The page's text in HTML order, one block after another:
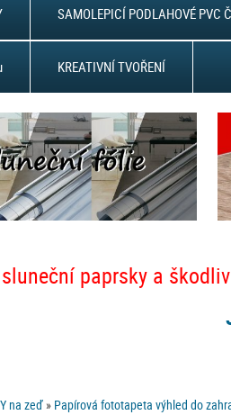
SAMOLEPICÍ PODLAHOVÉ PVC
KREATIVNÍ TVOŘENÍ
paprsky a
na zeď » Papírová fototapeta výhled do